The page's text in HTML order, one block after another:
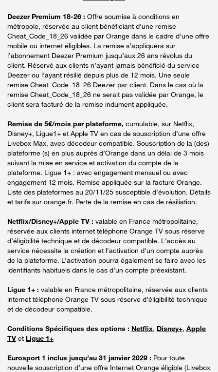
Deezer Premium 18-26 : Offre soumise à conditions en
métropole, réservée au client bénéficiant d’une remise
Cheat_Code_18_26 validée par Orange dans le cadre d’une offre
mobile ou internet éligibles. La remise s’appliquera sur
l’abonnement Deezer Premium jusqu’aux 26 ans révolus du
client. Réservé aux clients n’ayant jamais bénéficié du service
Deezer ou l’ayant résilié depuis plus de 12 mois. Une seule
remise Cheat_Code_18_26 Deezer par client. Dans le cas où la
remise Cheat_Code_18_26 ne serait pas validée par Orange, le
client sera facturé de la remise indument appliquée.
Remise de 5€/mois par plateforme, cumulable, sur Netflix,
Disney+, Ligue1+ et Apple TV en cas de souscription d’une offre
Livebox Max, avec décodeur compatible. Souscription de la (des)
plateforme (s) en plus auprès d’Orange dans un délai de 3 mois
suivant la mise en service et activation du compte de la
plateforme. Ligue 1+ : avec engagement mensuel ou avec
engagement 12 mois. Remise appliquée sur la facture Orange.
Liste des plateformes au 20/11/25 susceptible d’évolution. Détails
et tarifs sur orange.fr. Perte de la remise en cas de résiliation.
Netflix/Disney+/Apple TV : valable en France métropolitaine,
réservée aux clients internet téléphone Orange TV sous réserve
d’éligibilité technique et de décodeur compatible. L'accès au
service nécessite la création et l'activation d'un compte auprès
de la plateforme. L’activation pourra également se faire avec les
identifiants habituels dans le cas d’un compte préexistant.
Ligue 1+ : valable en France métropolitaine, réservée aux clients
internet téléphone Orange TV sous réserve d’éligibilité technique
et de décodeur compatible.
Conditions Spécifiques des options : Netflix, Disney+, Apple
TV et Ligue 1+
Eurosport 1 inclus jusqu’au 31 janvier 2029 : Pour toute
nouvelle souscription d’une offre Internet Orange éligible (Livebox